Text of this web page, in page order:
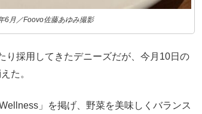
6月／Foovo佐藤あゆみ撮影
り採用してきたデニーズだが、今月10日の
た。
」を掲げ、野菜を美味しくバランス